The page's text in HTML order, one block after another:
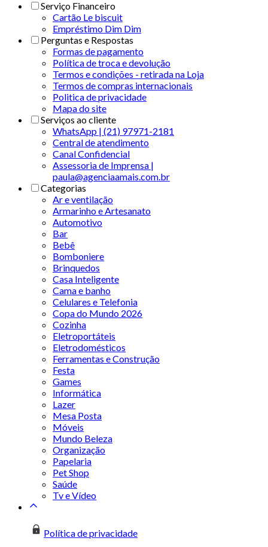
Serviço Financeiro
Cartão Le biscuit
Empréstimo Dim Dim
Perguntas e Respostas
Formas de pagamento
Política de troca e devolução
Termos e condições - retirada na Loja
Termos de compras internacionais
Politica de privacidade
Mapa do site
Serviços ao cliente
WhatsApp | (21) 97971-2181
Central de atendimento
Canal Confidencial
Assessoria de Imprensa |
paula@agenciaamais.com.br
Categorias
Ar e ventilação
Armarinho e Artesanato
Automotivo
Bar
Bebê
Bomboniere
Brinquedos
Casa Inteligente
Cama e banho
Celulares e Telefonia
Copa do Mundo 2026
Cozinha
Eletroportáteis
Eletrodomésticos
Ferramentas e Construção
Festa
Games
Informática
Lazer
Mesa Posta
Móveis
Mundo Beleza
Organização
Papelaria
Pet Shop
Saúde
Tv e Vídeo
Política de privacidade